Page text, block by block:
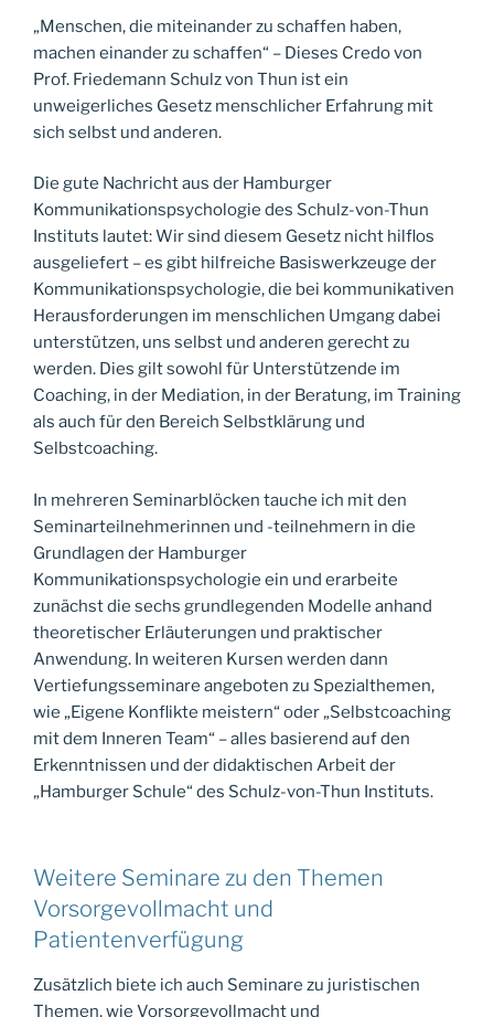
„Menschen, die miteinander zu schaffen haben,
machen einander zu schaffen“ – Dieses Credo von
Prof. Friedemann Schulz von Thun ist ein
unweigerliches Gesetz menschlicher Erfahrung mit
sich selbst und anderen.
Die gute Nachricht aus der Hamburger
Kommunikationspsychologie des Schulz-von-Thun
Instituts lautet: Wir sind diesem Gesetz nicht hilflos
ausgeliefert – es gibt hilfreiche Basiswerkzeuge der
Kommunikationspsychologie, die bei kommunikativen
Herausforderungen im menschlichen Umgang dabei
unterstützen, uns selbst und anderen gerecht zu
werden. Dies gilt sowohl für Unterstützende im
Coaching, in der Mediation, in der Beratung, im Training
als auch für den Bereich Selbstklärung und
Selbstcoaching.
In mehreren Seminarblöcken tauche ich mit den
Seminarteilnehmerinnen und -teilnehmern in die
Grundlagen der Hamburger
Kommunikationspsychologie ein und erarbeite
zunächst die sechs grundlegenden Modelle anhand
theoretischer Erläuterungen und praktischer
Anwendung. In weiteren Kursen werden dann
Vertiefungsseminare angeboten zu Spezialthemen,
wie „Eigene Konflikte meistern“ oder „Selbstcoaching
mit dem Inneren Team“ – alles basierend auf den
Erkenntnissen und der didaktischen Arbeit der
„Hamburger Schule“ des Schulz-von-Thun Instituts.
Weitere Seminare zu den Themen
Vorsorgevollmacht und
Patientenverfügung
Zusätzlich biete ich auch Seminare zu juristischen
Themen, wie Vorsorgevollmacht und